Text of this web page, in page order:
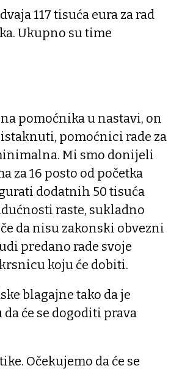
117 tisuća eura za rad
Ukupno su time
pomoćnika u nastavi, on
pomoćnici rade za
Mi smo donijeli
za 16 posto od početka
dodatnih 50 tisuća
raste, sukladno
da nisu zakonski obvezni
predano rade svoje
koju će dobiti.
blagajne tako da je
će se dogoditi prava
Očekujemo da će se